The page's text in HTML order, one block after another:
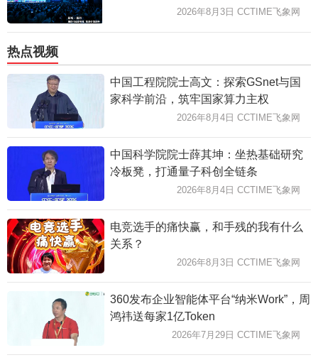
2026年8月3日 CCTIME飞象网
热点视频
中国工程院院士高文：探索GSnet与国
家科学前沿，筑牢国家算力主权
2026年8月4日 CCTIME飞象网
中国科学院院士薛其坤：坐热基础研究
冷板凳，打通量子科创全链条
2026年8月4日 CCTIME飞象网
电竞选手的痛快赢，和手残的我有什么
关系？
2026年8月3日 CCTIME飞象网
360发布企业智能体平台“纳米Work”，周
鸿祎送每家1亿Token
2026年7月29日 CCTIME飞象网